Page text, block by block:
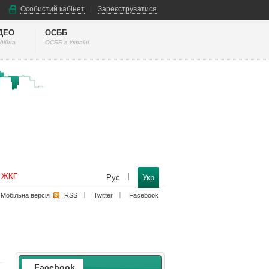
Особистий кабінет Зареєструватися
ОСББ
ОСББ в Україні
ЖКГ Рус Укр
Мобільна версiя RSS Twitter Facebook